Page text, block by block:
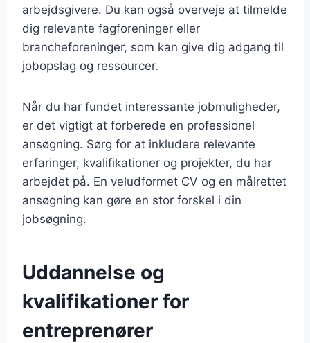
arbejdsgivere. Du kan også overveje at tilmelde
dig relevante fagforeninger eller
brancheforeninger, som kan give dig adgang til
jobopslag og ressourcer.
Når du har fundet interessante jobmuligheder,
er det vigtigt at forberede en professionel
ansøgning. Sørg for at inkludere relevante
erfaringer, kvalifikationer og projekter, du har
arbejdet på. En veludformet CV og en målrettet
ansøgning kan gøre en stor forskel i din
jobsøgning.
Uddannelse og
kvalifikationer for
entreprenører